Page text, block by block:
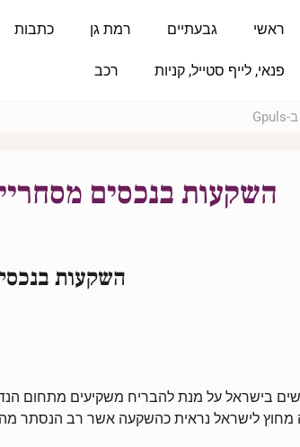
ראשי גבעתיים רמת גן כתבות
פנאי, לייף סטייל, קניות רכב
השקעות בנכסים
השקעות
בישראל על מנת להבריח משקיעים מתחום
מחוץ לישראל נראית כהשקעה אשר רב הנסתר